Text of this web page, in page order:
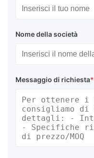
Nome della società
Messaggio di richiesta*